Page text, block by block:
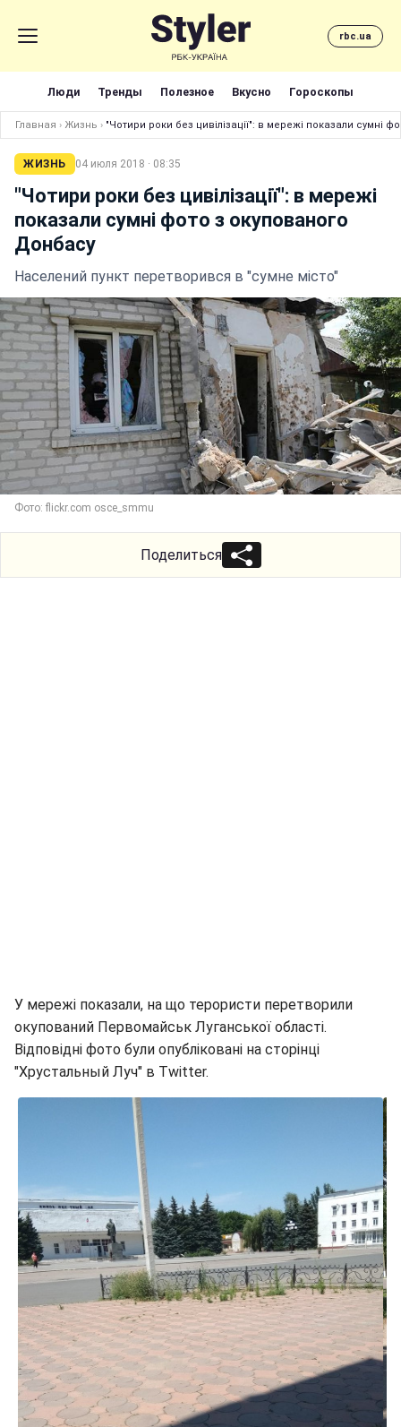
rbc.ua
Люди Тренды Полезное Вкусно Гороскопы
Главная › Жизнь › "Чотири роки без цивілізації": в мережі показали сумні
ЖИЗНЬ 04 июля 2018 · 08:35
"Чотири роки без цивілізації": в мережі
показали сумні фото з окупованого
Донбасу
Населений пункт перетворився в "сумне місто"
Фото: flickr.com osce_smmu
Поделиться
У мережі показали, на що терористи перетворили
окупований Первомайськ Луганської області.
Відповідні фото були опубліковані на сторінці
"Хрустальный Луч" в Twitter.